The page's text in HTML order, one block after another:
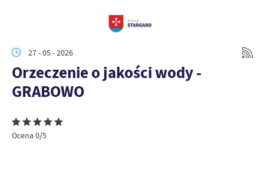
27 - 05 - 2026
Orzeczenie o jakości wody -
GRABOWO
Ocena 0/5